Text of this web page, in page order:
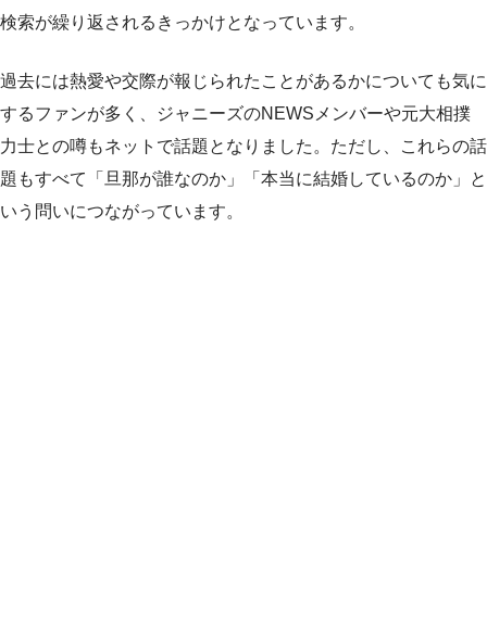
検索が繰り返されるきっかけとなっています。
過去には熱愛や交際が報じられたことがあるかについても気に
するファンが多く、ジャニーズのNEWSメンバーや元大相撲
力士との噂もネットで話題となりました。ただし、これらの話
題もすべて「旦那が誰なのか」「本当に結婚しているのか」と
いう問いにつながっています。